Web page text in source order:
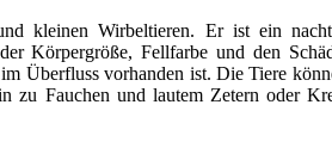
kleinen Wirbeltieren. Er ist ein
Körpergröße, Fellfarbe und den
Überfluss vorhanden ist. Die Tiere
zu Fauchen und lautem Zetern oder